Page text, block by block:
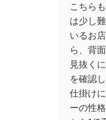
こちら
は少し
いるお
ら、背
見抜く
を確認
仕掛け
ーの性